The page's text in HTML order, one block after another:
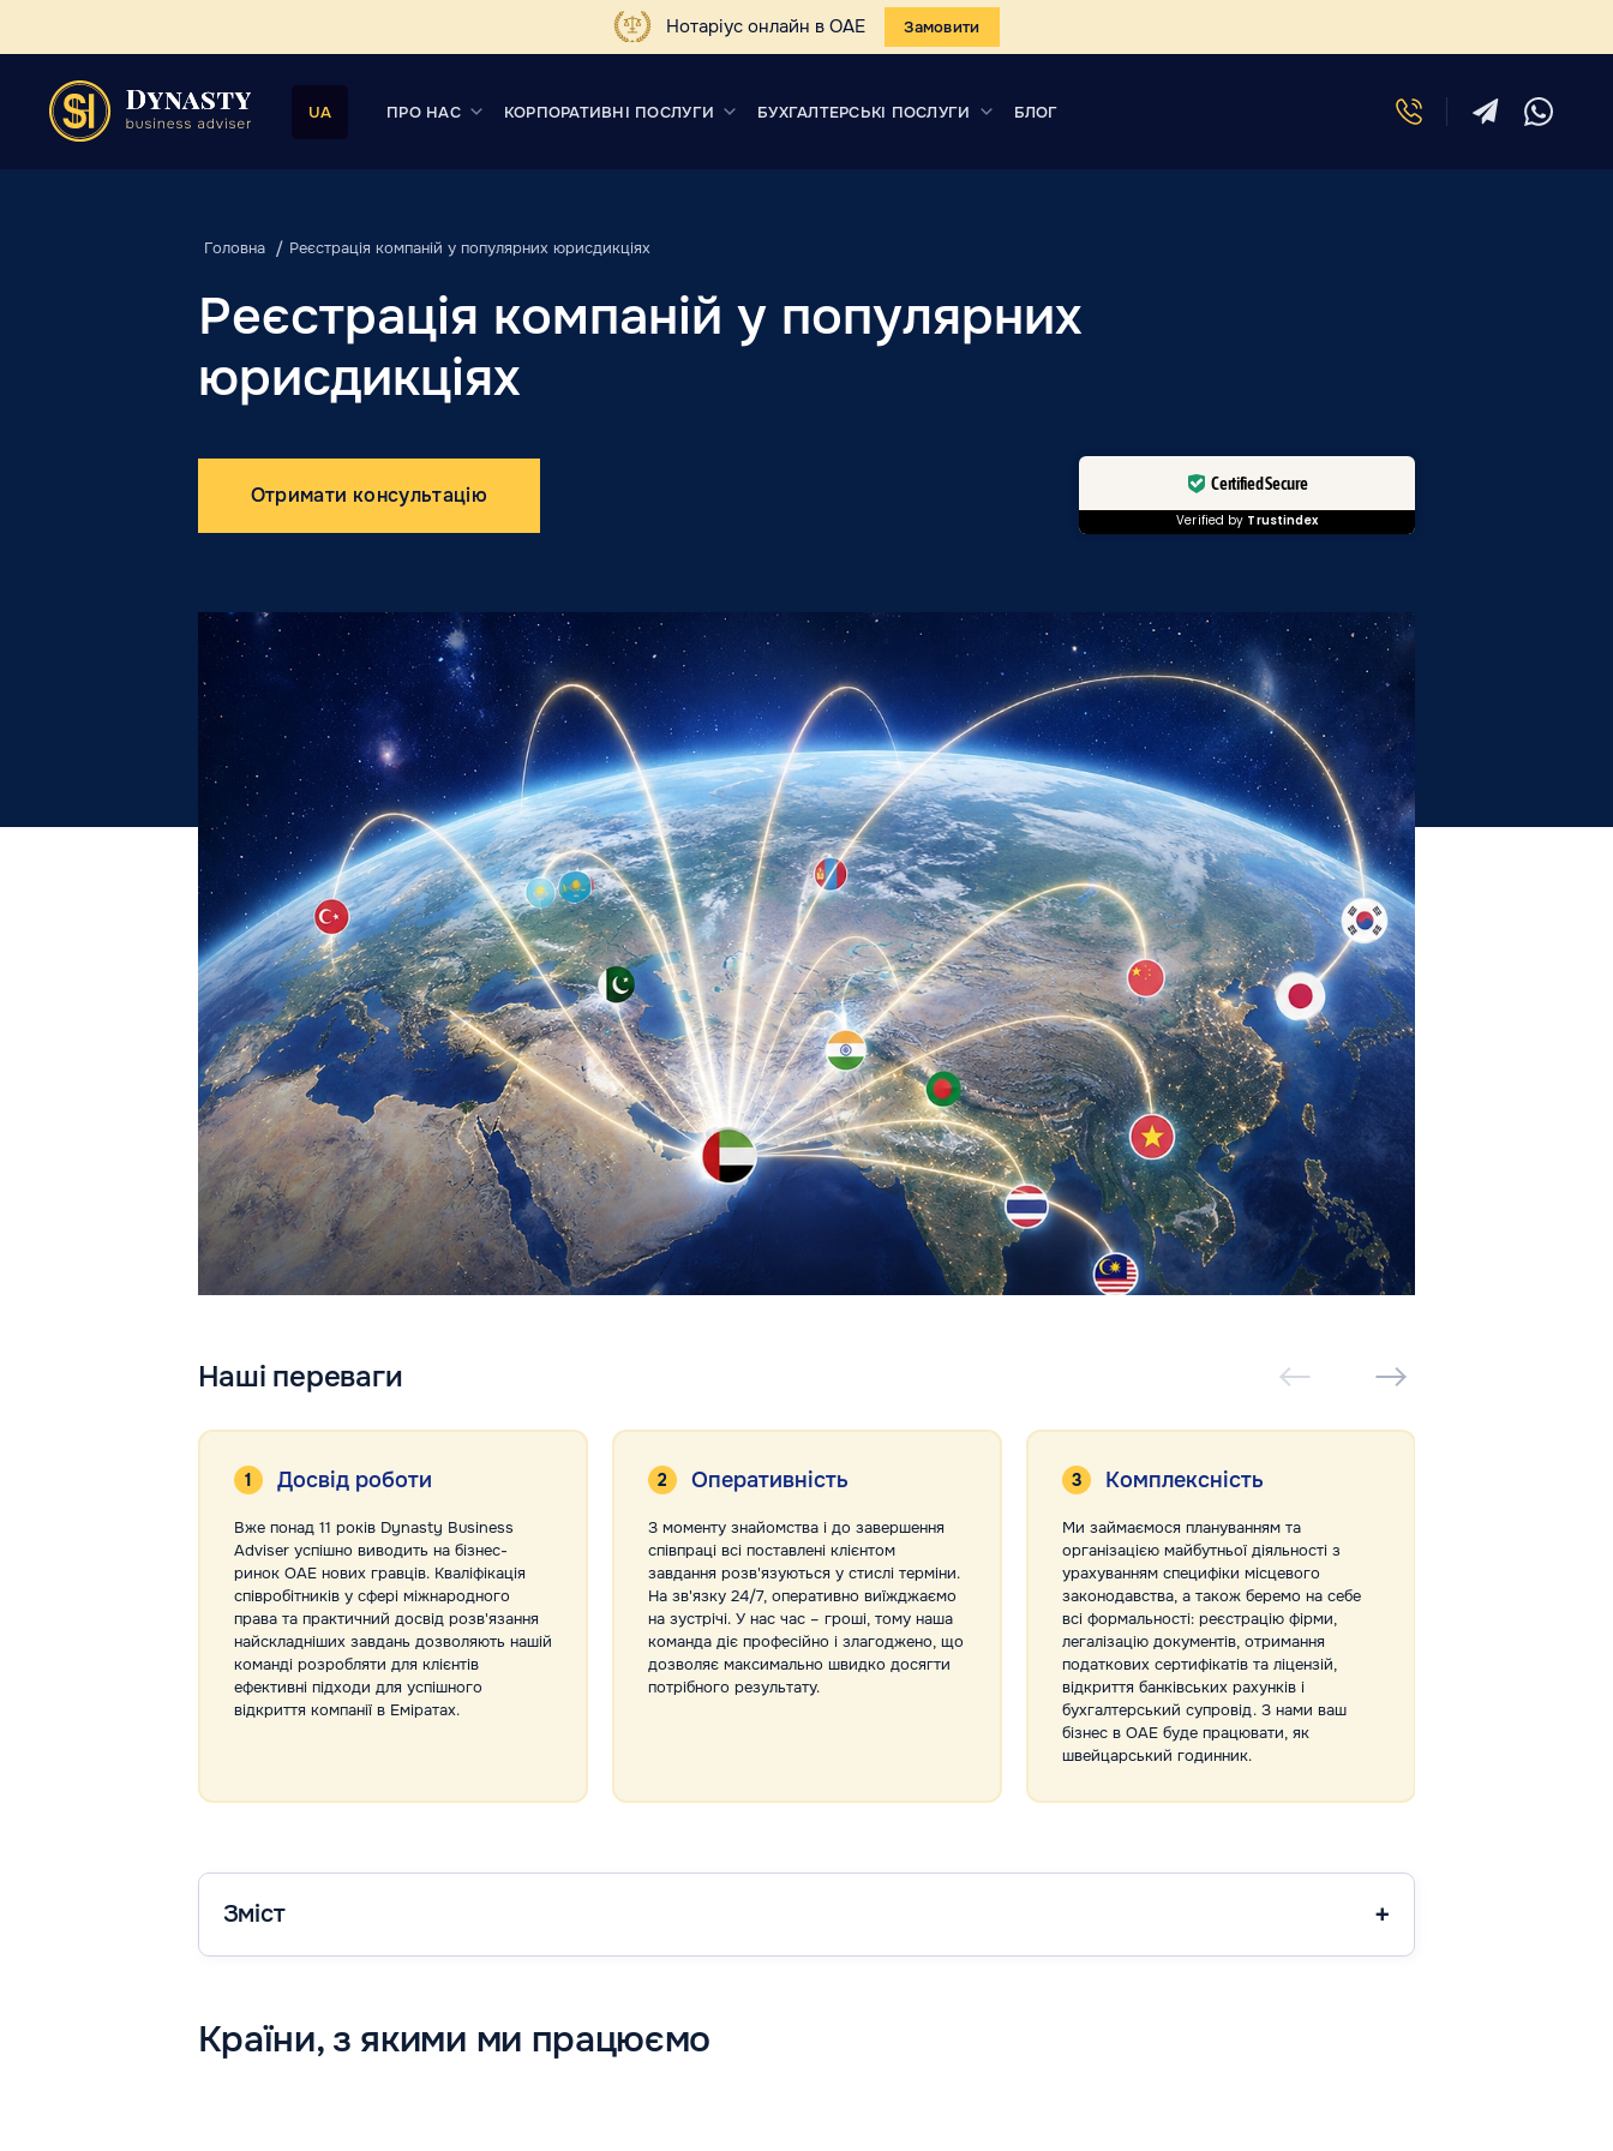
Нотаріус онлайн в ОАЕ Замовити
UA ПРО НАС КОРПОРАТИВНІ ПОСЛУГИ БУХГАЛТЕРСЬКІ ПОСЛУГИ БЛОГ
Головна Реєстрація компаній у популярних юрисдикціях
Реєстрація компаній у популярних
юрисдикціях
Отримати консультацію Certified Secure
Verified by Trustindex
Наші переваги
Досвід роботи
Вже понад 11 років Dynasty Business
Adviser успішно виводить на бізнес-
ринок ОАЕ нових гравців. Кваліфікація
співробітників у сфері міжнародного
права та практичний досвід розв'язання
найскладніших завдань дозволяють нашій
команді розробляти для клієнтів
ефективні підходи для успішного
відкриття компанії в Еміратах.
Оперативність
З моменту знайомства і до завершення
співпраці всі поставлені клієнтом
завдання розв'язуються у стислі терміни.
На зв'язку 24/7, оперативно виїжджаємо
на зустрічі. У нас час – гроші, тому наша
команда діє професійно і злагоджено, що
дозволяє максимально швидко досягти
потрібного результату.
Комплексність
Ми займаємося плануванням та
організацією майбутньої діяльності з
урахуванням специфіки місцевого
законодавства, а також беремо на себе
всі формальності: реєстрацію фірми,
легалізацію документів, отримання
податкових сертифікатів та ліцензій,
відкриття банківських рахунків і
бухгалтерський супровід. З нами ваш
бізнес в ОАЕ буде працювати, як
швейцарський годинник.
Зміст
Країни, з якими ми працюємо